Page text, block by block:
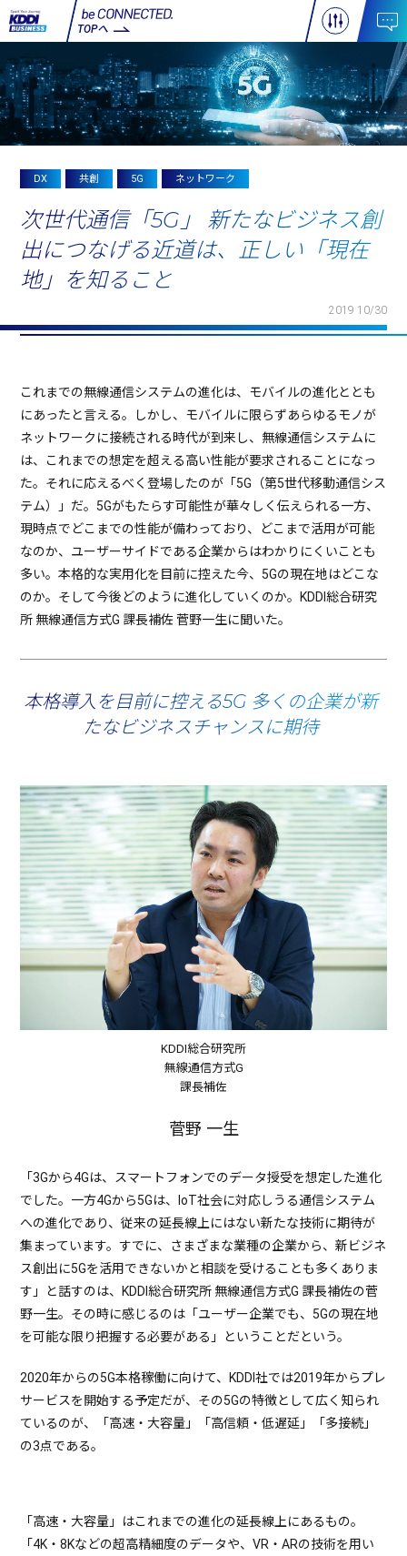
TOPへ
DX 共創 5G ネットワーク
次世代通信「5G」 新たなビジネス創
出につなげる近道は、正しい「現在
地」を知ること
2019 10/30
これまでの無線通信システムの進化は、モバイルの進化ととも
にあったと言える。しかし、モバイルに限らずあらゆるモノが
ネットワークに接続される時代が到来し、無線通信システムに
は、これまでの想定を超える高い性能が要求されることになっ
た。それに応えるべく登場したのが「5G（第5世代移動通信シス
テム）」だ。5Gがもたらす可能性が華々しく伝えられる一方、
現時点でどこまでの性能が備わっており、どこまで活用が可能
なのか、ユーザーサイドである企業からはわかりにくいことも
多い。本格的な実用化を目前に控えた今、5Gの現在地はどこな
のか。そして今後どのように進化していくのか。KDDI総合研究
所 無線通信方式G 課長補佐 菅野一生に聞いた。
本格導入を目前に控える5G 多くの企業が新
たなビジネスチャンスに期待
「3Gから4Gは、スマートフォンでのデータ授受を想定した進化
でした。一方4Gから5Gは、IoT社会に対応しうる通信システム
への進化であり、従来の延長線上にはない新たな技術に期待が
集まっています。すでに、さまざまな業種の企業から、新ビジネ
ス創出に5Gを活用できないかと相談を受けることも多くありま
す」と話すのは、KDDI総合研究所 無線通信方式G 課長補佐の菅
野一生。その時に感じるのは「ユーザー企業でも、5Gの現在地
を可能な限り把握する必要がある」ということだという。
2020年からの5G本格稼働に向けて、KDDI社では2019年からプレ
サービスを開始する予定だが、その5Gの特徴として広く知られ
ているのが、「高速・大容量」「高信頼・低遅延」「多接続」
の3点である。
KDDI総合研究所
無線通信方式G
課長補佐
菅野 一生
「高速・大容量」はこれまでの進化の延長線上にあるもの。
「4K・8Kなどの超高精細度のデータや、VR・ARの技術を用い